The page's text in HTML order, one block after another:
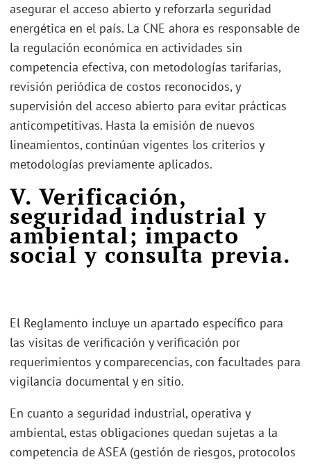
asegurar el acceso abierto y reforzarla seguridad
energética en el país. La CNE ahora es responsable de
la regulación económica en actividades sin
competencia efectiva, con metodologías tarifarias,
revisión periódica de costos reconocidos, y
supervisión del acceso abierto para evitar prácticas
anticompetitivas. Hasta la emisión de nuevos
lineamientos, continúan vigentes los criterios y
metodologías previamente aplicados.
V. Verificación,
seguridad industrial y
ambiental; impacto
social y consulta previa.
El Reglamento incluye un apartado específico para
las visitas de verificación y verificación por
requerimientos y comparecencias, con facultades para
vigilancia documental y en sitio.
En cuanto a seguridad industrial, operativa y
ambiental, estas obligaciones quedan sujetas a la
competencia de ASEA (gestión de riesgos, protocolos